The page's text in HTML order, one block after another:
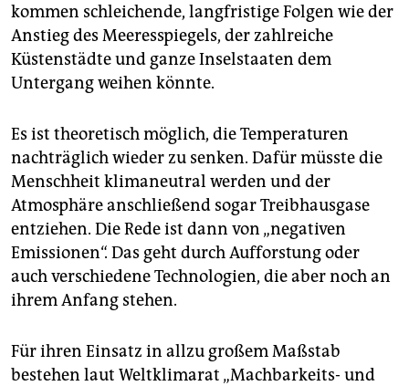
kommen schleichende, langfristige Folgen wie der
Anstieg des Meeresspiegels, der zahlreiche
Küstenstädte und ganze Inselstaaten dem
Untergang weihen könnte.
Es ist theoretisch möglich, die Temperaturen
nachträglich wieder zu senken. Dafür müsste die
Menschheit klimaneutral werden und der
Atmosphäre anschließend sogar Treibhausgase
entziehen. Die Rede ist dann von „negativen
Emissionen“. Das geht durch Aufforstung oder
auch verschiedene Technologien, die aber noch an
ihrem Anfang stehen.
Für ihren Einsatz in allzu großem Maßstab
bestehen laut Weltklimarat „Machbarkeits- und